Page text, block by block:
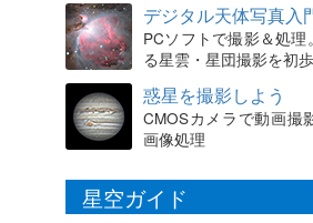
デジタル天体写真入
PCソフトで撮影＆処
る星雲・星団撮影を初
惑星を撮影しよう
CMOSカメラで動画撮
画像処理
星空ガイド